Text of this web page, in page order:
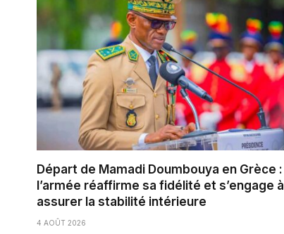
Départ de Mamadi Doumbouya en Grèce :
l’armée réaffirme sa fidélité et s’engage à
assurer la stabilité intérieure
4 AOÛT 2026